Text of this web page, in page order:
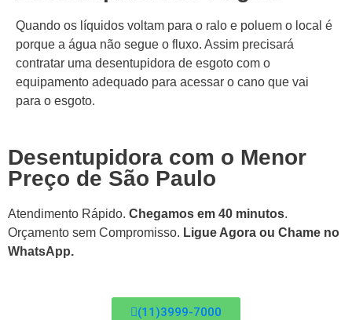
Quando os líquidos voltam para o ralo e poluem o local é
porque a água não segue o fluxo. Assim precisará
contratar uma desentupidora de esgoto com o
equipamento adequado para acessar o cano que vai
para o esgoto.
Desentupidora com o Menor
Preço de São Paulo
Atendimento Rápido. Chegamos em 40 minutos.
Orçamento sem Compromisso. Ligue Agora ou Chame no
WhatsApp.
(11)3999-7000